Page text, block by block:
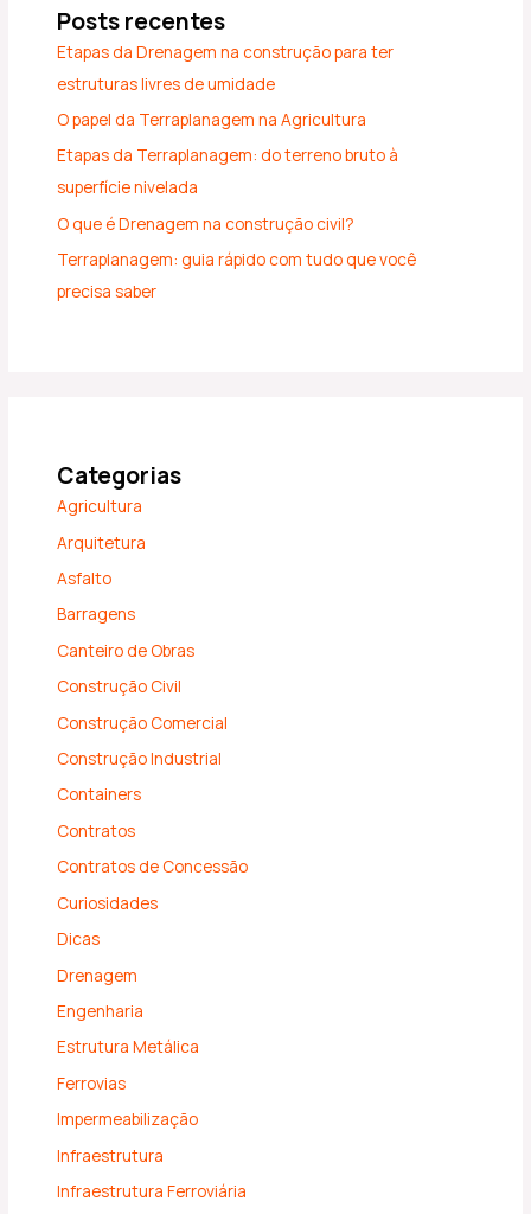
Posts recentes
Etapas da Drenagem na construção para ter
estruturas livres de umidade
O papel da Terraplanagem na Agricultura
Etapas da Terraplanagem: do terreno bruto à
superfície nivelada
O que é Drenagem na construção civil?
Terraplanagem: guia rápido com tudo que você
precisa saber
Categorias
Agricultura
Arquitetura
Asfalto
Barragens
Canteiro de Obras
Construção Civil
Construção Comercial
Construção Industrial
Containers
Contratos
Contratos de Concessão
Curiosidades
Dicas
Drenagem
Engenharia
Estrutura Metálica
Ferrovias
Impermeabilização
Infraestrutura
Infraestrutura Ferroviária